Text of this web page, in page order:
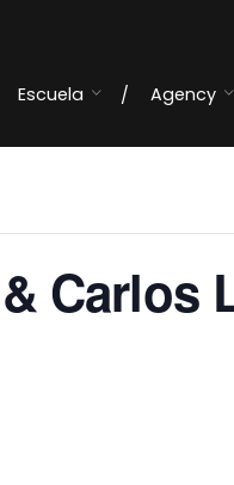
Escuela Agency
Carlos